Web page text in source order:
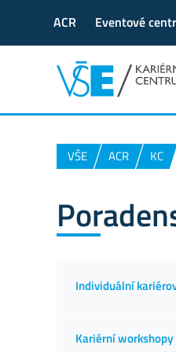
ACR Eventové
VŠE ACR KC
Individuální
Kariérní workshopy